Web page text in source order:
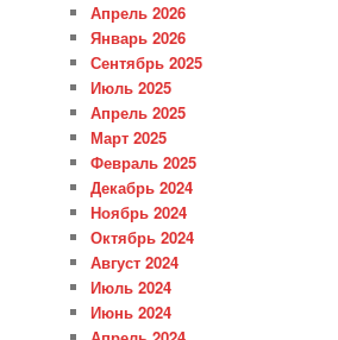
Апрель 2026
Январь 2026
Сентябрь 2025
Июль 2025
Апрель 2025
Март 2025
Февраль 2025
Декабрь 2024
Ноябрь 2024
Октябрь 2024
Август 2024
Июль 2024
Июнь 2024